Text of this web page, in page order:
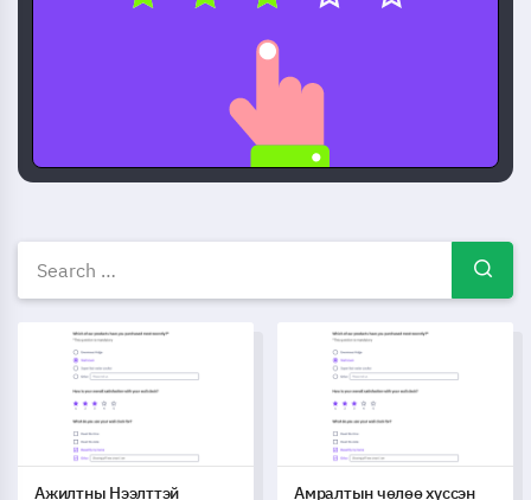
Үнэгүй судалгааны
Ажилтны Нээлттэй Жагсаалтын Шаблон
Ажилтны Нээлттэй
Амралтын чөлөө хүссэн
Амралтын чөлөө хүссэн